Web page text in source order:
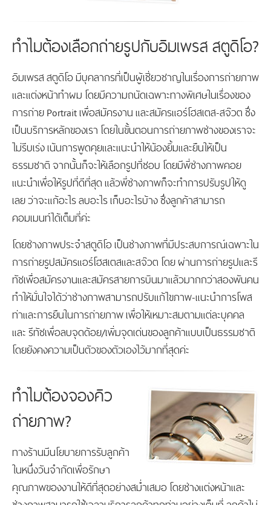
ทำไมต้องเลือกถ่ายรูปกับอิมเพรส สตูดิโอ?
อิมเพรส สตูดิโอ มีบุคลากรที่เป็นผู้เชี่ยวชาญในเรื่องการถ่ายภาพ
และแต่งหน้าทำผม โดยมีความถนัดเฉพาะทางพิเศษในเรื่องของ
การถ่าย Portrait เพื่อสมัครงาน และสมัครแอร์โฮสเตส-สจ๊วต ซึ่ง
เป็นบริการหลักของเรา โดยในขั้นตอนการถ่ายภาพช่างของเราจะ
ไม่รีบเร่ง เน้นการพูดคุยและแนะนำให้น้องยิ้มและยืนให้เป็น
ธรรมชาติ จากนั้นก็จะให้เลือกรูปที่ชอบ โดยมีพี่ช่างภาพคอย
แนะนำเพื่อให้รูปที่ดีที่สุด แล้วพี่ช่างภาพก็จะทำการปรับรูปให้ดู
เลย ว่าจะแก้อะไร ลบอะไร เก็บอะไรบ้าง ซึ่งลูกค้าสามารถ
คอมเมนท์ได้เต็มที่ค่ะ
โดยช่างภาพประจำสตูดิโอ เป็นช่างภาพที่มีประสบการณ์เฉพาะใน
การถ่ายรูปสมัครแอร์โฮสเตสและสจ๊วต โดย ผ่านการถ่ายรูปและรี
ทัชเพื่อสมัครงานและสมัครสายการบินมาแล้วมากกว่าสองพันคน
ทำให้มั่นใจได้ว่าช่างภาพสามารถปรับแก้ไขภาพ-แนะนำการโพส
ท่าและการยืนในการถ่ายภาพ เพื่อให้เหมาะสมตามแต่ละบุคคล
และ รีทัชเพื่อลบจุดด้อย/เพิ่มจุดเด่นของลูกค้าแบบเป็นธรรมชาติ
โดยยังคงความเป็นตัวของตัวเองไว้มากที่สุดค่ะ
ทำไมต้องจองคิว
ถ่ายภาพ?
ทางร้านมีนโยบายการรับลูกค้า
ในหนึ่งวันจำกัดเพื่อรักษา
คุณภาพของงานให้ดีที่สุดอย่างสม่ำเสมอ โดยช่างแต่งหน้าและ